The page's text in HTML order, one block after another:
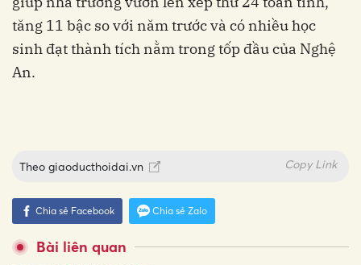
tăng 11 bậc so với năm trước và có nhiều học
sinh đạt thành tích nằm trong tốp đầu của Nghệ
An.
Theo giaoducthoidai.vn Copy Link
Chia sẻ Facebook Chia sẻ Zalo
Bài liên quan